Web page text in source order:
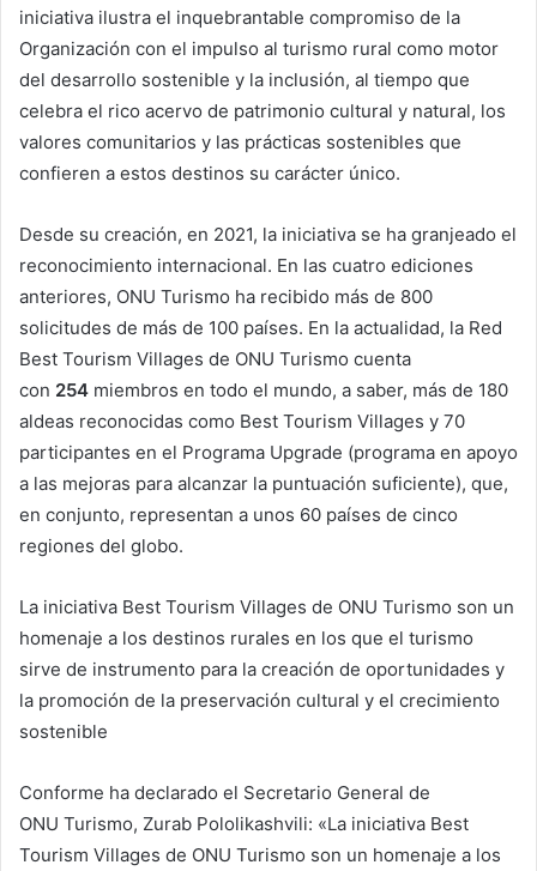
iniciativa ilustra el inquebrantable compromiso de la
Organización con el impulso al turismo rural como motor
del desarrollo sostenible y la inclusión, al tiempo que
celebra el rico acervo de patrimonio cultural y natural, los
valores comunitarios y las prácticas sostenibles que
confieren a estos destinos su carácter único.
Desde su creación, en 2021, la iniciativa se ha granjeado el
reconocimiento internacional. En las cuatro ediciones
anteriores, ONU Turismo ha recibido más de 800
solicitudes de más de 100 países. En la actualidad, la Red
Best Tourism Villages de ONU Turismo cuenta
con 254 miembros en todo el mundo, a saber, más de 180
aldeas reconocidas como Best Tourism Villages y 70
participantes en el Programa Upgrade (programa en apoyo
a las mejoras para alcanzar la puntuación suficiente), que,
en conjunto, representan a unos 60 países de cinco
regiones del globo.
La iniciativa Best Tourism Villages de ONU Turismo son un
homenaje a los destinos rurales en los que el turismo
sirve de instrumento para la creación de oportunidades y
la promoción de la preservación cultural y el crecimiento
sostenible
Conforme ha declarado el Secretario General de
ONU Turismo, Zurab Pololikashvili: «La iniciativa Best
Tourism Villages de ONU Turismo son un homenaje a los